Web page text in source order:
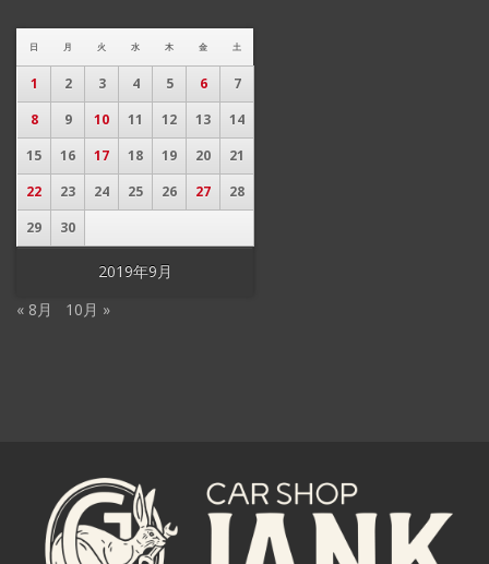
2019年9月
日 月 火 水 木 金 土
1 2 3 4 5 6
7
8
9 10 11 12 13
14
15
16 17 18 19 20
21
22
23 24 25 26 27
28
29
30
« 8月 10月 »